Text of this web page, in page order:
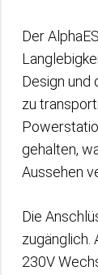
Der
Design und
zu
gehalten,
Aussehen
Die
zugänglich.
230V